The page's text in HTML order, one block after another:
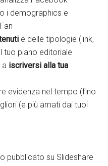
i demographics e
e delle tipologie (link,
tuo piano editoriale
a iscriversi alla tua
evidenza nel tempo (fino
(e più amati dai tuoi
pubblicato su Slideshare